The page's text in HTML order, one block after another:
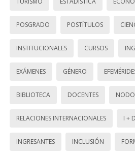
POSGRADO POSTÍTULOS
INSTITUCIONALES CURSOS
EXÁMENES GÉNERO
BIBLIOTECA DOCENTES
RELACIONES INTERNACIONALES I + D
INGRESANTES INCLUSIÓN